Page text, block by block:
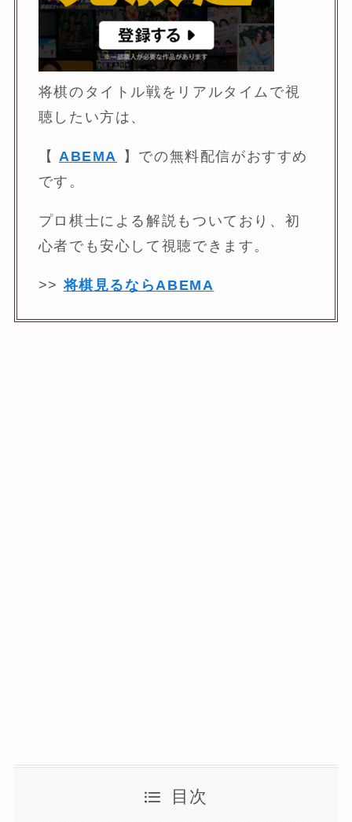
将棋のタイトル戦をリアルタイムで視
聴したい方は、
【 ABEMA
】での無料配信がおすすめ
です。
プロ棋士による解説もついており、初
心者でも安心して視聴できます。
>> 将棋見るならABEMA
目次